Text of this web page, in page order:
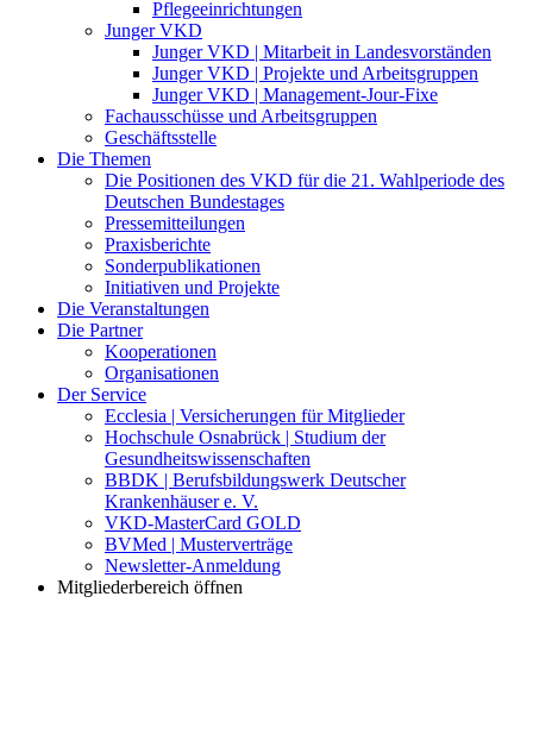
Pflegeeinrichtungen
Junger VKD
Junger VKD | Mitarbeit in Landesvorständen
Junger VKD | Projekte und Arbeitsgruppen
Junger VKD | Management-Jour-Fixe
Fachausschüsse und Arbeitsgruppen
Geschäftsstelle
Die Themen
Die Positionen des VKD für die 21. Wahlperiode des
Deutschen Bundestages
Pressemitteilungen
Praxisberichte
Sonderpublikationen
Initiativen und Projekte
Die Veranstaltungen
Die Partner
Kooperationen
Organisationen
Der Service
Ecclesia | Versicherungen für Mitglieder
Hochschule Osnabrück | Studium der
Gesundheitswissenschaften
BBDK | Berufsbildungswerk Deutscher
Krankenhäuser e. V.
VKD-MasterCard GOLD
BVMed | Musterverträge
Newsletter-Anmeldung
Mitgliederbereich öffnen